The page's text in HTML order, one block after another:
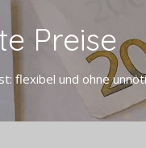
Preise
flexibel und ohne